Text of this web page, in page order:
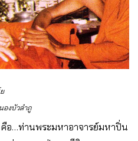
องบัวลำภู
อ…ท่านพระมหาอาจารย์มหาปิ่น